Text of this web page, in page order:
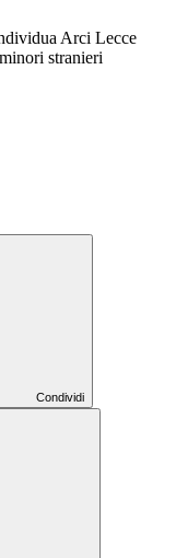
Arci Lecce
stranieri
Condividi